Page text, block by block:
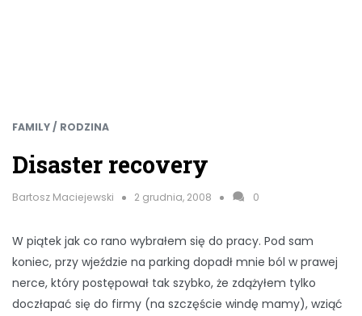
FAMILY / RODZINA
Disaster recovery
Bartosz Maciejewski 2 grudnia, 2008 0
W piątek jak co rano wybrałem się do pracy. Pod sam
koniec, przy wjeździe na parking dopadł mnie ból w prawej
nerce, który postępował tak szybko, że zdążyłem tylko
doczłapać się do firmy (na szczęście windę mamy), wziąć